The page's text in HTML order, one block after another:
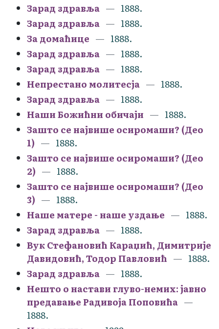
Зарад здравља
1888.
Зарад здравља
1888.
За домаћице
1888.
Зарад здравља
1888.
Зарад здравља
1888.
Непрестано молитесја
1888.
Зарад здравља
1888.
Наши Божићни обичаји
1888.
Зашто се највише осиромаши? (Део
1)
1888.
Зашто се највише осиромаши? (Део
2)
1888.
Зашто се највише осиромаши? (Део
3)
1888.
Наше матере - наше уздање
1888.
Зарад здравља
1888.
Вук Стефановић Караџић, Димитрије
Давидовић, Тодор Павловић
1888.
Зарад здравља
1888.
Нешто о настави глуво-немих: јавно
предавање Радивоја Поповића
1888.